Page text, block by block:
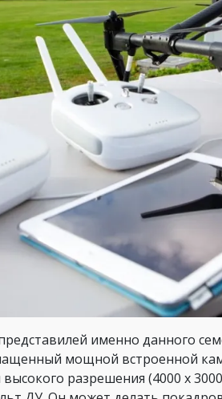
именно данного
мощной встроенной
разрешения (4000 х